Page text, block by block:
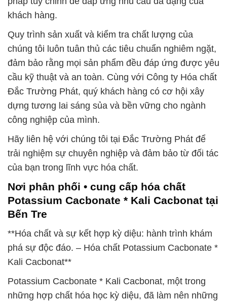
khách hàng.
Quy trình sản xuất và kiểm tra chất lượng của
chúng tôi luôn tuân thủ các tiêu chuẩn nghiêm ngặt,
đảm bảo rằng mọi sản phẩm đều đáp ứng được yêu
cầu kỹ thuật và an toàn. Cùng với Công ty Hóa chất
Đắc Trường Phát, quý khách hàng có cơ hội xây
dựng tương lai sáng sủa và bền vững cho ngành
công nghiệp của mình.
Hãy liên hệ với chúng tôi tại Đắc Trường Phát để
trải nghiệm sự chuyên nghiệp và đảm bảo từ đối tác
của bạn trong lĩnh vực hóa chất.
Nơi phân phối • cung cấp hóa chất
Potassium Cacbonate * Kali Cacbonat tại
Bến Tre
**Hóa chất và sự kết hợp kỳ diệu: hành trình khám
phá sự độc đáo. – Hóa chất Potassium Cacbonate *
Kali Cacbonat**
Potassium Cacbonate * Kali Cacbonat, một trong
những hợp chất hóa học kỳ diệu, đã làm nên những